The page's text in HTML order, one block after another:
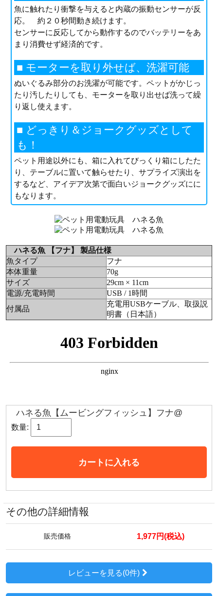
魚に触れたり衝撃を与えると内蔵の振動センサーが反
応。 約２０秒間動き続けます。
センサーに反応してから動作するのでバッテリーをあ
まり消費せず経済的です。
■ モーターを取り外せば、洗濯可能
ぬいぐるみ部分のお洗濯が可能です。ペットがかじっ
たり汚したりしても、モーターを取り出せば洗って繰
り返し使えます。
■ どっきり＆ジョークグッズとして
も！
ペット用途以外にも、箱に入れてびっくり箱にしたた
り、テーブルに置いて触らせたり、サプライズ演出を
するなど、アイデア次第で面白いジョークグッズにに
もなります。
ハネる魚 【フナ】 製品仕様
魚タイプ
フナ
本体重量
70g
サイズ
29cm × 11cm
電源/充電時間
USB / 1時間
付属品
充電用USBケーブル、取扱説
明書（日本語）
ハネる魚【ムービングフィッシュ】フナ@
数量:
カートに入れる
その他の詳細情報
販売価格 1,977円(税込)
レビューを見る(0件)